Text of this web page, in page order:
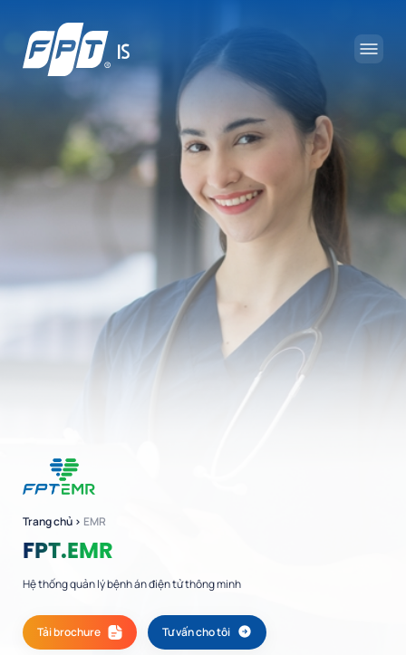
Trang chủ › EMR
FPT.EMR
Hệ thống quản lý bệnh án điện tử thông minh
Tải brochure Tư vấn cho tôi